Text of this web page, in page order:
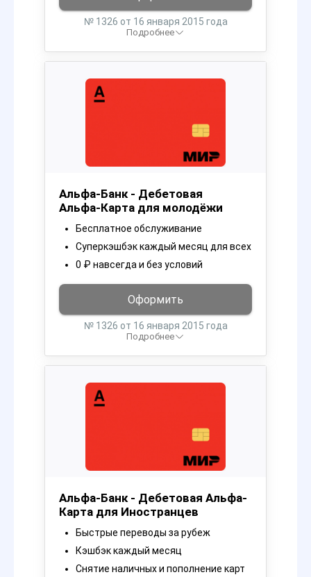
№ 1326 от 16 января 2015 года
Подробнее
Альфа-Банк - Дебетовая
Альфа‑Карта для молодёжи
Бесплатное обслуживание
Суперкэшбэк каждый месяц для всех
0 ₽ навсегда и без условий
Оформить
№ 1326 от 16 января 2015 года
Подробнее
Альфа-Банк - Дебетовая Альфа-
Карта для Иностранцев
Быстрые переводы за рубеж
Кэшбэк каждый месяц
Снятие наличных и пополнение карт